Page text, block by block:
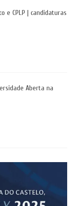
e CPLP | candidaturas
Aberta na